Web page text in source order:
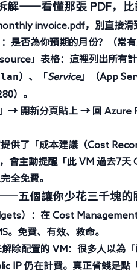
解——看懂那張 PDF，比
invoice.pdf，別直接滑
：是否為你預期的月份？（常
」表格：這裡列出所有
）、「 Service」（App
）。
→ 開新分頁貼上 → 回 Azure
供了「 成本建議（Cost
會主動提醒「此 VM 過去7天
全免費。
五個讓你少花三千塊的
）
：在 Cost
。免費、有效、救命。
除配置的 VM ：很多人以為
IP 仍在計費。真正省錢是點「